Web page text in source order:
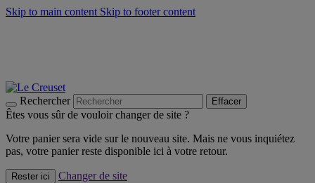
Skip to main content Skip to footer content
Rechercher Effacer
Êtes vous sûr de vouloir changer de site ?
Votre panier sera vide sur le nouveau site. Mais ne vous inquiétez
pas, votre panier reste disponible ici à votre retour.
Rester ici
Changer de site